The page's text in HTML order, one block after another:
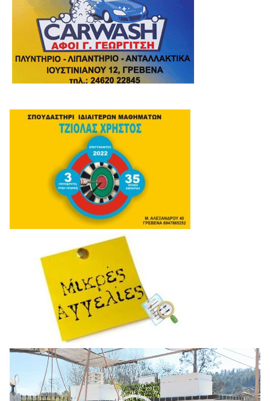
Πρόγραμμα
Αναπαραγωγής
Βίντεο